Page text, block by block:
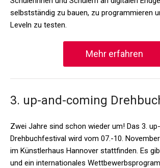
selbstständig zu bauen, zu programmieren
Leveln zu testen.
Mehr erfahren
3. up-and-coming
Zwei Jahre sind schon wieder um! Das 3.
Drehbuchfestival wird vom 07.-10.
im Künstlerhaus Hannover stattfinden. Es
und ein internationales